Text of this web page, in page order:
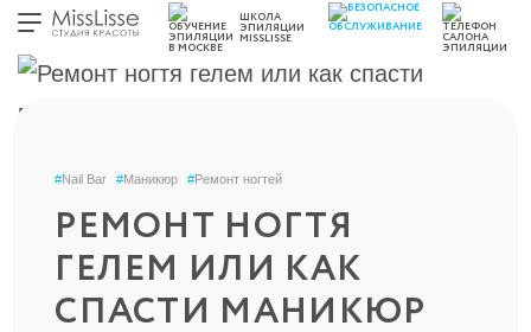
ШКОЛА
ЭПИЛЯЦИИ
MISSLISSE
#Nail Bar #Маникюр #Ремонт ногтей
РЕМОНТ НОГТЯ
ГЕЛЕМ ИЛИ КАК
СПАСТИ МАНИКЮР